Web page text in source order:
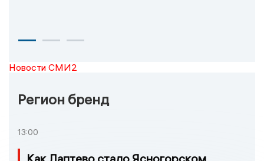
Новости СМИ2
Регион бренд
13:00